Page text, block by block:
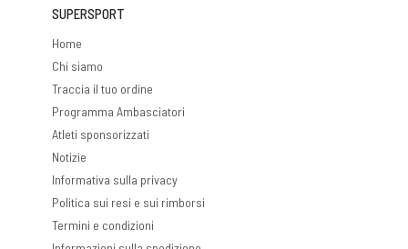
SUPERSPORT
Home
Chi siamo
Traccia il tuo ordine
Programma Ambasciatori
Atleti sponsorizzati
Notizie
Informativa sulla privacy
Politica sui resi e sui rimborsi
Termini e condizioni